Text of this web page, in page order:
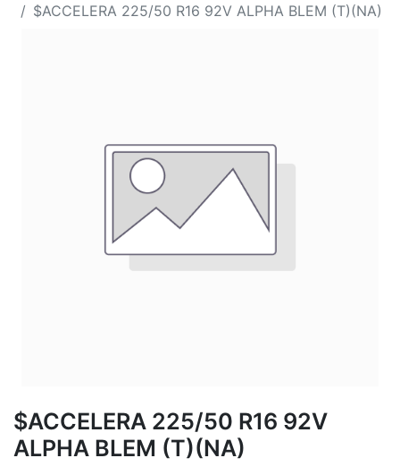
$ACCELERA 225/50 R16 92V ALPHA BLEM (T)(NA)
$ACCELERA 225/50 R16 92V
ALPHA BLEM (T)(NA)